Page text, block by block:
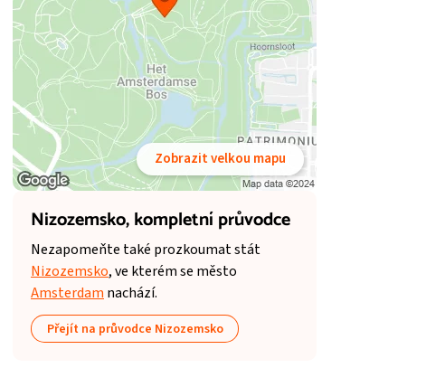
Zobrazit velkou mapu
Nizozemsko,kompletní průvodce
Nezapomeňte také prozkoumat stát
Nizozemsko, ve kterém se město
Amsterdam nachází.
Přejít na průvodce Nizozemsko